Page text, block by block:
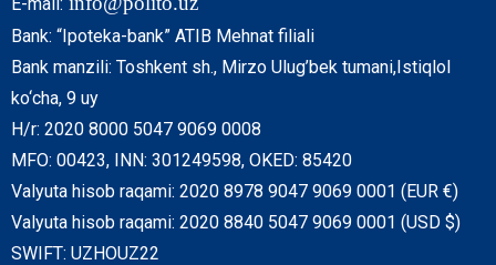
Bank: “Ipoteka-bank” ATIB Mehnat filiali
Bank manzili: Toshkent sh., Mirzo Ulug’bek tumani,Istiqlol
ko‘cha, 9 uy
H/r: 2020 8000 5047 9069 0008
MFO: 00423, INN: 301249598, OKED: 85420
Valyuta hisob raqami: 2020 8978 9047 9069 0001 (EUR €)
Valyuta hisob raqami: 2020 8840 5047 9069 0001 (USD $)
SWIFT: UZHOUZ22